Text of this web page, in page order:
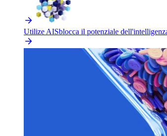
Utilize AISblocca il potenziale